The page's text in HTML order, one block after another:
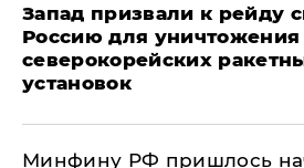
Запад призвали к рейду
Россию для уничтожения
северокорейских
установок
Минфину РФ пришлось